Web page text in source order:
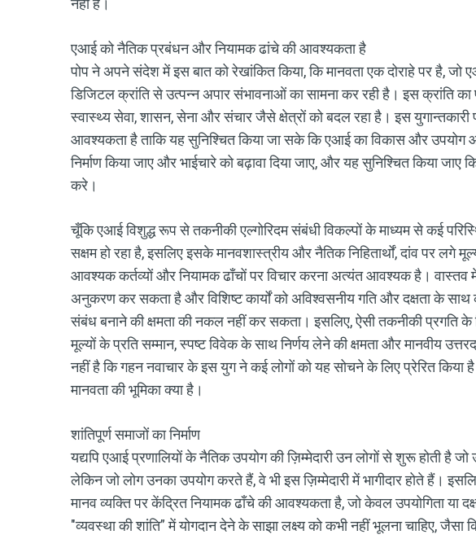
नहीं है।
एआई को नैतिक प्रबंधन और नियामक ढांचे की आवश्यकता है
पोप ने अपने संदेश में इस बात को रेखांकित किया, कि मानवता एक दोराहे पर है, जो
डिजिटल क्रांति से उत्पन्न अपार संभावनाओं का सामना कर रही है। इस क्रांति का
स्वास्थ्य सेवा, शासन, सेना और संचार जैसे क्षेत्रों को बदल रहा है। इस युगान्तकारी
आवश्यकता है ताकि यह सुनिश्चित किया जा सके कि एआई का विकास और उपयोग
निर्माण किया जाए और भाईचारे को बढ़ावा दिया जाए, और यह सुनिश्चित किया जाए
करे।
चूँकि एआई विशुद्ध रूप से तकनीकी एल्गोरिदम संबंधी विकल्पों के माध्यम से कई
सक्षम हो रहा है, इसलिए इसके मानवशास्त्रीय और नैतिक निहितार्थों, दांव पर लगे
आवश्यक कर्तव्यों और नियामक ढाँचों पर विचार करना अत्यंत आवश्यक है।
अनुकरण कर सकता है और विशिष्ट कार्यों को अविश्वसनीय गति और दक्षता के
संबंध बनाने की क्षमता की नकल नहीं कर सकता। इसलिए, ऐसी तकनीकी प्रगति
मूल्यों के प्रति सम्मान, स्पष्ट विवेक के साथ निर्णय लेने की क्षमता और मानवीय
नहीं है कि गहन नवाचार के इस युग ने कई लोगों को यह सोचने के लिए प्रेरित किया
मानवता की भूमिका क्या है।
शांतिपूर्ण समाजों का निर्माण
यद्यपि एआई प्रणालियों के नैतिक उपयोग की ज़िम्मेदारी उन लोगों से शुरू होती है
लेकिन जो लोग उनका उपयोग करते हैं, वे भी इस ज़िम्मेदारी में भागीदार होते हैं।
मानव व्यक्ति पर केंद्रित नियामक ढाँचे की आवश्यकता है, जो केवल उपयोगिता या
"व्यवस्था की शांति” में योगदान देने के साझा लक्ष्य को कभी नहीं भूलना चाहिए,